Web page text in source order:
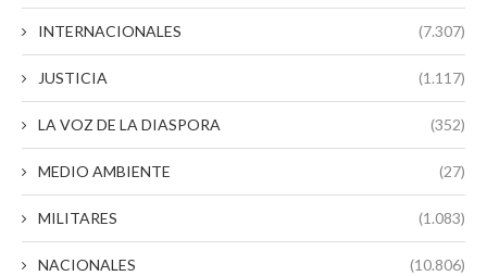
INTERNACIONALES (7.307)
JUSTICIA (1.117)
LA VOZ DE LA DIASPORA (352)
MEDIO AMBIENTE (27)
MILITARES (1.083)
NACIONALES (10.806)